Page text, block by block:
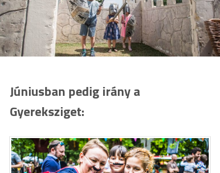
Júniusban pedig irány a
Gyereksziget: